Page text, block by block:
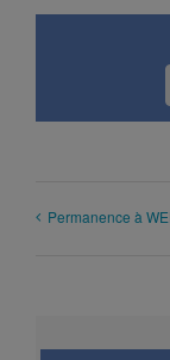
Permanence à